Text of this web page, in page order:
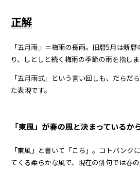
正解
「五月雨」＝梅雨の長雨。旧暦5月は新
り、しとしと続く梅雨の季節の雨を指しま
「五月雨式」という言い回しも、だらだ
た表現です。
「東風」が春の風と決まっているか
「東風」と書いて「こち」。コトバンク
てくる柔らかな風で、現在の俳句では春